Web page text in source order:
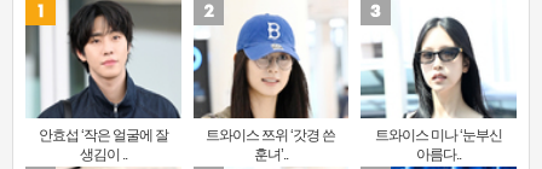
안효섭 ‘작은 얼굴에 잘
생김이 ..
트와이스 쯔위 ‘갓경 쓴
훈녀’..
트와이스 미나 ‘눈부신
아름다..